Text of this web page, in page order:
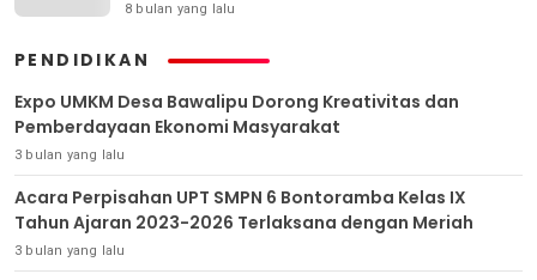
8 bulan yang lalu
PENDIDIKAN
Expo UMKM Desa Bawalipu Dorong Kreativitas dan
Pemberdayaan Ekonomi Masyarakat
3 bulan yang lalu
Acara Perpisahan UPT SMPN 6 Bontoramba Kelas IX
Tahun Ajaran 2023-2026 Terlaksana dengan Meriah
3 bulan yang lalu